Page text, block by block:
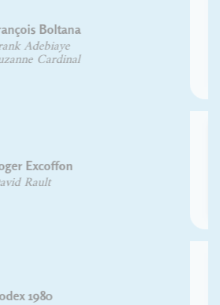
Abécédaire illustré des mots
voyageurs
Hugo Blanchet
Anouck Ferri
Chronique de la forme
Herman Lampaert
Guide pratique de choix